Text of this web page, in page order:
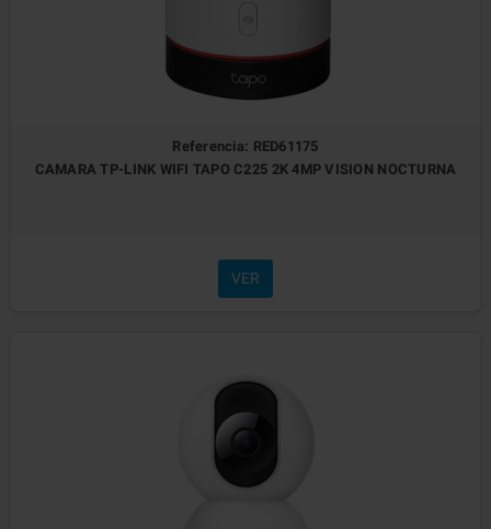
Referencia: RED61175
CAMARA TP-LINK WIFI TAPO C225 2K 4MP VISION NOCTURNA
VER